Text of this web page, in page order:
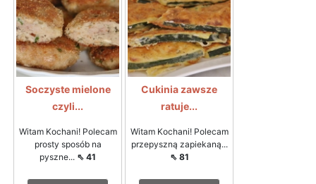
Soczyste mielone
czyli...
Witam Kochani! Polecam
prosty sposób na
pyszne... ⇖ 41
Cukinia zawsze
ratuje...
Witam Kochani! Polecam
przepyszną zapiekaną...
⇖ 81